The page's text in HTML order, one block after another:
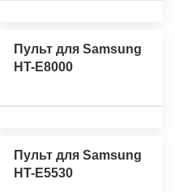
Пульт для Samsung
HT-E8000
Пульт для Samsung
HT-E5530